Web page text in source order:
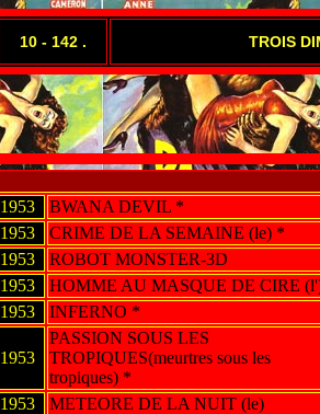
10 - 142 . TROIS
1953
BWANA DEVIL *
1953
CRIME DE LA SEMAINE (le) *
1953
ROBOT MONSTER-3D
1953
HOMME AU MASQUE DE CIRE
1953
INFERNO *
1953
PASSION SOUS LES
TROPIQUES(meurtres sous les
tropiques) *
1953
METEORE DE LA NUIT (le)